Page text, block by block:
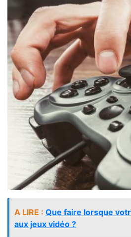
A LIRE : Que faire lorsque
aux jeux vidéo ?